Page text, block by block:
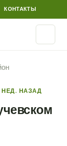
КОНТАКТЫ
НАЗАД